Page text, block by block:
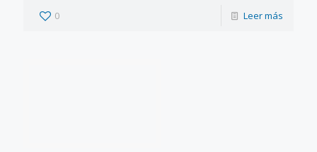
0 Leer más